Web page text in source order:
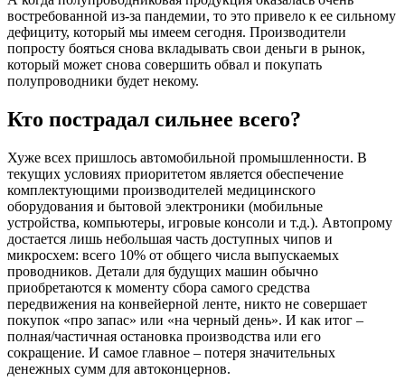
востребованной из-за пандемии, то это привело к ее сильному
дефициту, который мы имеем сегодня. Производители
попросту бояться снова вкладывать свои деньги в рынок,
который может снова совершить обвал и покупать
полупроводники будет некому.
Кто пострадал сильнее всего?
Хуже всех пришлось автомобильной промышленности. В
текущих условиях приоритетом является обеспечение
комплектующими производителей медицинского
оборудования и бытовой электроники (мобильные
устройства, компьютеры, игровые консоли и т.д.). Автопрому
достается лишь небольшая часть доступных чипов и
микросхем: всего 10% от общего числа выпускаемых
проводников. Детали для будущих машин обычно
приобретаются к моменту сбора самого средства
передвижения на конвейерной ленте, никто не совершает
покупок «про запас» или «на черный день». И как итог –
полная/частичная остановка производства или его
сокращение. И самое главное – потеря значительных
денежных сумм для автоконцернов.